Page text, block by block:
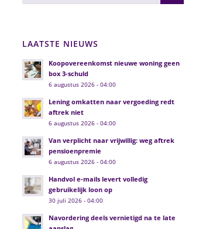
LAATSTE NIEUWS
Koopovereenkomst nieuwe woning geen
box 3-schuld
6 augustus 2026 - 04:00
Lening omkatten naar vergoeding redt
aftrek niet
6 augustus 2026 - 04:00
Van verplicht naar vrijwillig: weg aftrek
pensioenpremie
6 augustus 2026 - 04:00
Handvol e-mails levert volledig
gebruikelijk loon op
30 juli 2026 - 04:00
Navordering deels vernietigd na te late